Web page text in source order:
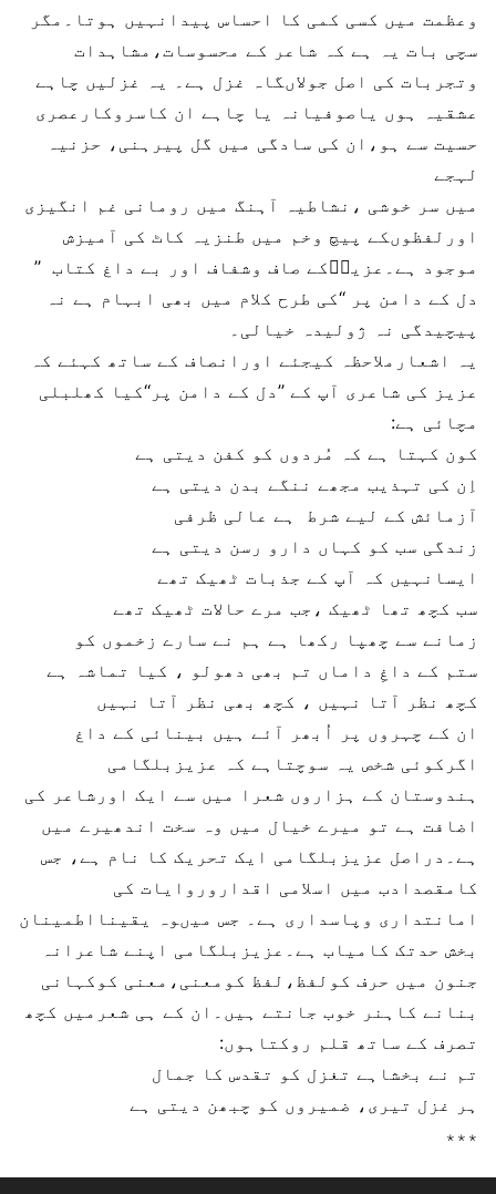
وعظمت میں کسی کمی کا احساس پیدانہیں ہوتا۔مگر
سچی بات یہ ہے کہ شاعر کے محسوسات،مشاہدات
وتجربات کی اصل جولاںگاہ غزل ہے۔ یہ غزلیں چاہے
عشقیہ ہوں یاصوفیانہ یا چاہے ان کاسروکارعصری
حسیت سے ہو،ان کی سادگی میں گل پیرہنی، حزنیہ
لہجے
میں سر خوشی ،نشاطیہ آہنگ میں رومانی غم انگیزی
اورلفظوںکے پیچ وخم میں طنزیہ کاٹ کی آمیزش
موجود ہے۔عزیزؔکے صاف وشفاف اور بے داغ کتاب ’’
دل کے دامن پر ‘‘کی طرح کلام میں بھی ابہام ہے نہ
پیچیدگی نہ ژولیدہ خیالی۔
یہ اشعارملاحظہ کیجئے اورانصاف کے ساتھ کہئے کہ
عزیز کی شاعری آپ کے ’’دل کے دامن پر‘‘کیا کھلبلی
مچائی ہے:
کون کہتا ہے کہ مُردوں کو کفن دیتی ہے
اِن کی تہذیب مجھے ننگے بدن دیتی ہے
آزمائش کے لیے شرط ہے عالی ظرفی
زندگی سب کو کہاں دارو رسن دیتی ہے
ایسانہیں کہ آپ کے جذبات ٹھیک تھے
سب کچھ تھا ٹھیک ،جب مرے حالات ٹھیک تھے
زمانے سے چھپا رکھا ہے ہم نے سارے زخموں کو
ستم کے داغِ داماں تم بھی دھولو ، کیا تماشہ ہے
کچھ نظر آتا نہیں ، کچھ بھی نظر آتا نہیں
ان کے چہروں پر اُبھر آئے ہیں بینائی کے داغ
اگرکوئی شخص یہ سوچتاہے کہ عزیزبلگامی
ہندوستان کے ہزاروں شعرا میں سے ایک اورشاعر کی
اضافت ہے تو میرے خیال میں وہ سخت اندھیرے میں
ہے۔دراصل عزیزبلگامی ایک تحریک کا نام ہے، جس
کامقصدادب میں اسلامی اقداروروایات کی
امانتداری وپاسداری ہے۔ جس میںوہ یقینااطمینان
بخش حدتک کامیاب ہے۔عزیزبلگامی اپنے شاعرانہ
جنون میں حرف کولفظ،لفظ کومعنی،معنی کوکہانی
بنانے کاہنر خوب جانتے ہیں۔ان کے ہی شعرمیں کچھ
تصرف کے ساتھ قلم روکتاہوں:
تم نے بخشاہے تغزل کو تقدس کا جمال
ہر غزل تیری، ضمیروں کو چبھن دیتی ہے
٭٭٭